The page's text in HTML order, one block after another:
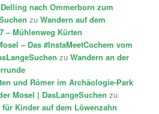
nach Ommerborn zum
zuWandern auf dem
– Mühlenweg Kürten
– Das #InstaMeetCochem vom
zuWandern an der
und Römer im Archäologie-Park
Mosel | DasLangeSuchen zu
Kinder auf dem Löwenzahn